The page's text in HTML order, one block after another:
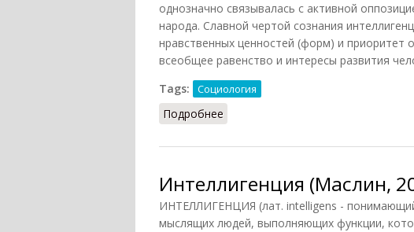
однозначно связывалась с активной
народа. Славной чертой сознания
нравственных ценностей (форм) и приоритет
всеобщее равенство и интересы развития
Tags:
Социология
Подробнее
Интеллигенция (Маслин,
ИНТЕЛЛИГЕНЦИЯ (лат. intelligens -
мыслящих людей, выполняющих функции,